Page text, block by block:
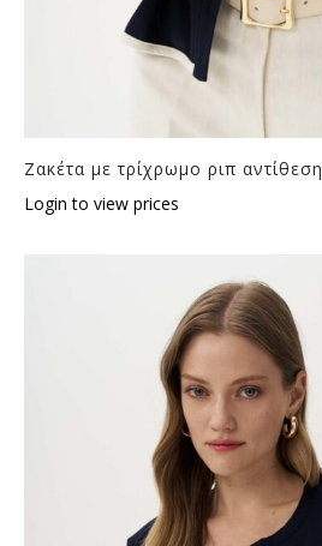
Ζακέτα με τρίχρωμο ριπ αντίθεση
Login to view prices